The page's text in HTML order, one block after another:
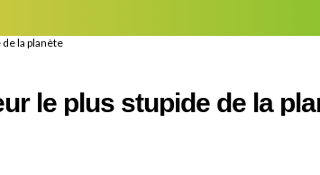
la planète
le plus stupide de la